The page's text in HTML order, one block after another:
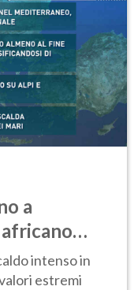
a
intenso in
estremi